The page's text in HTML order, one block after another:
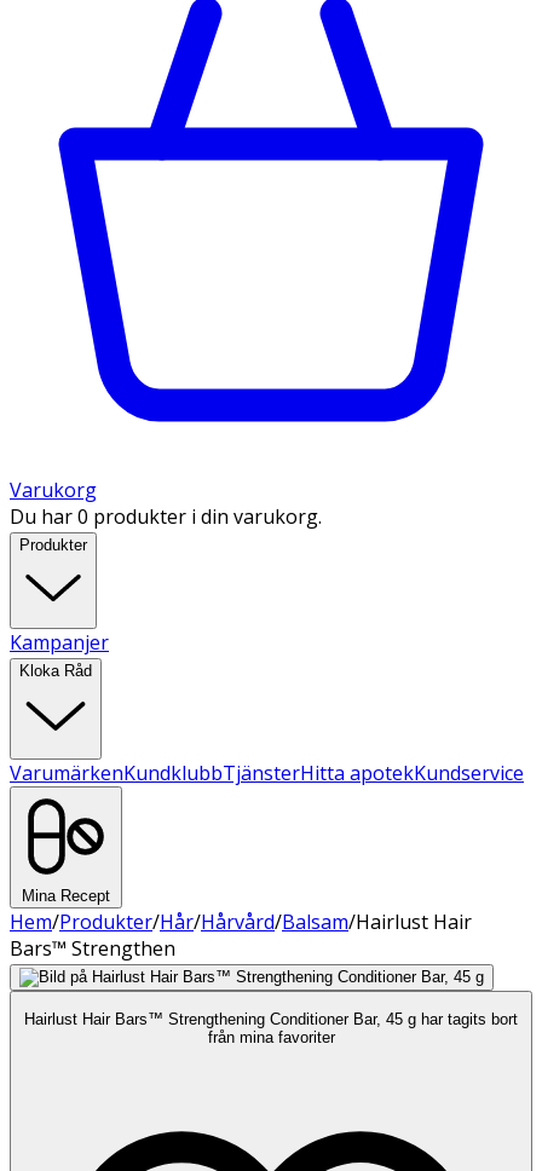
Varukorg
Du har 0 produkter i din varukorg.
Produkter
Kampanjer
Kloka Råd
VarumärkenKundklubbTjänsterHitta apotekKundservice
Mina Recept
Hem/Produkter/Hår/Hårvård/Balsam/Hairlust Hair
Bars™ Strengthen
Hairlust Hair Bars™ Strengthening Conditioner Bar, 45 g har tagits bort
från mina favoriter